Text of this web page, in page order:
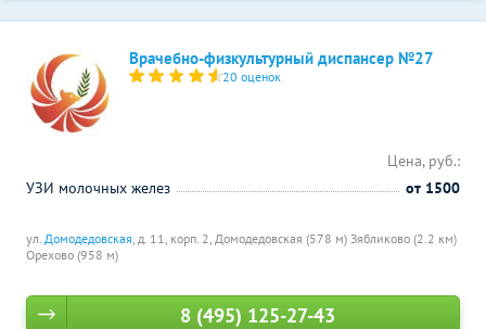
Врачебно-физкультурный диспансер №27
20 оценок
ул. Домодедовская, д. 11, корп. 2, Домодедовская (578 м) Зябликово (2.2 км)
Орехово (958 м)
Цена, руб.:
УЗИ молочных желез
от 1500
8 (495) 125-27-43